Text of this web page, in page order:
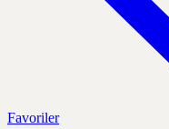
Favoriler